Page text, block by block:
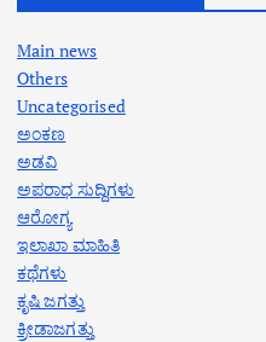
Main news
Others
Uncategorised
ಅಂಕಣ
ಅಡವಿ
ಅಪರಾಧ ಸುದ್ದಿಗಳು
ಆರೋಗ್ಯ
ಇಲಾಖಾ ಮಾಹಿತಿ
ಕಥೆಗಳು
ಕೃಷಿ ಜಗತ್ತು
ಕ್ರೀಡಾಜಗತ್ತು